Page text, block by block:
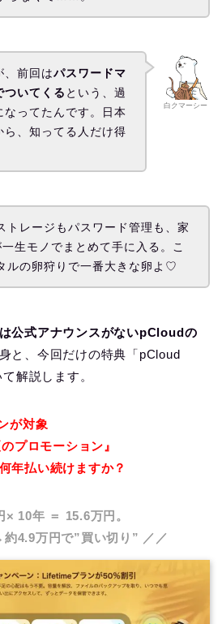
白クマーシー
、前回はパスワードマ
ついてくる という、過
ってたんです。日本
、知ってる人だけ得
トレージもパスワード管理も、家
生モノでまとめて手に入る。こ
ルの卵狩りで一番大きな卵よ♡
公式アナウンスがないpCloudの
と、今回だけの特典「pCloud
解説します。
が対象
プロモーション』
年払い続けますか？
× 10年 ＝ 15.6万円。
4.9万円で”買い切り” ／／